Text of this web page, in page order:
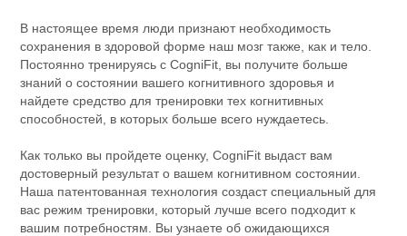
В настоящее время люди признают необходимость
сохранения в здоровой форме наш мозг также, как и тело.
Постоянно тренируясь с CogniFit, вы получите больше
знаний о состоянии вашего когнитивного здоровья и
найдете средство для тренировки тех когнитивных
способностей, в которых больше всего нуждаетесь.
Как только вы пройдете оценку, CogniFit выдаст вам
достоверный результат о вашем когнитивном состоянии.
Наша патентованная технология создаст специальный для
вас режим тренировки, который лучше всего подходит к
вашим потребностям. Вы узнаете об ожидающихся